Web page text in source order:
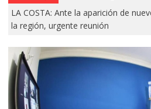
LA COSTA: Ante la aparición de
la región, urgente reunión